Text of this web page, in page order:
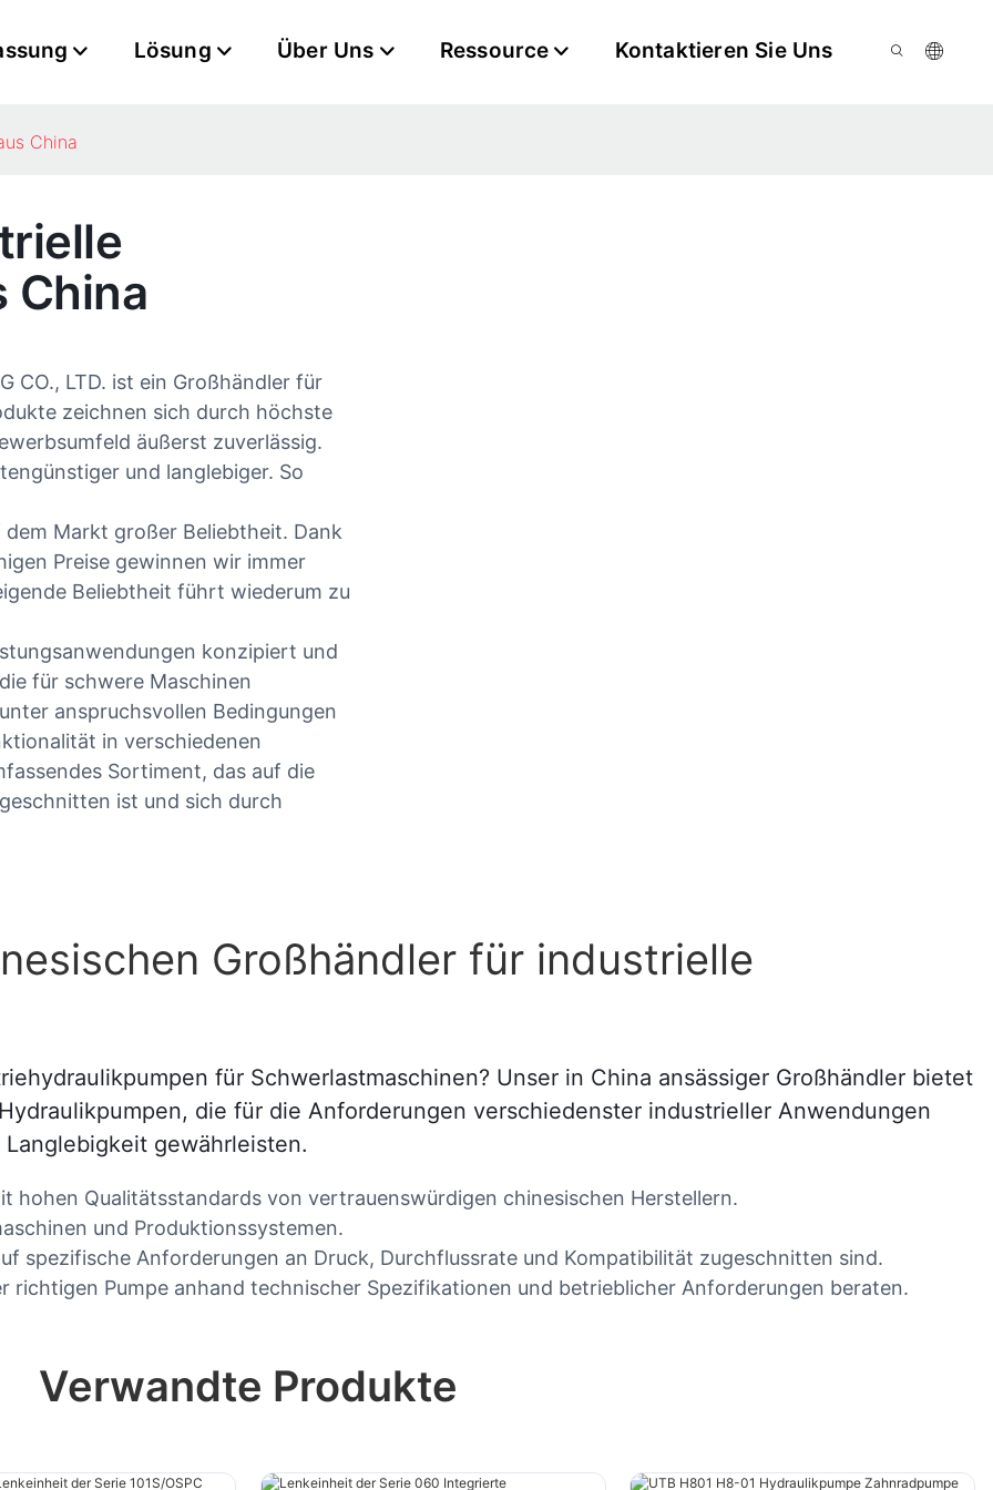
Lösung Über Uns Ressource Kontaktieren Sie Uns
China
China
CO., LTD. ist ein Großhändler für
zeichnen sich durch höchste
äußerst zuverlässig.
und langlebiger. So
Markt großer Beliebtheit. Dank
Preise gewinnen wir immer
Beliebtheit führt wiederum zu
konzipiert und
für schwere Maschinen
anspruchsvollen Bedingungen
in verschiedenen
Sortiment, das auf die
ist und sich durch
Großhändler für industrielle
für Schwerlastmaschinen? Unser in China ansässiger Großhändler bietet
die für die Anforderungen verschiedenster industrieller Anwendungen
gewährleisten.
hohen Qualitätsstandards von vertrauenswürdigen chinesischen Herstellern.
und Produktionssystemen.
spezifische Anforderungen an Druck, Durchflussrate und Kompatibilität zugeschnitten sind.
richtigen Pumpe anhand technischer Spezifikationen und betrieblicher Anforderungen beraten.
Verwandte Produkte